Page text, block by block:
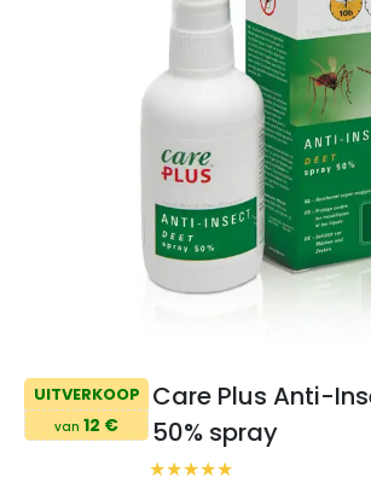
UITVERKOOP
van 12 €
Care Plus Anti-
50% spray